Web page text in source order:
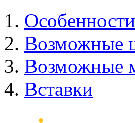
Особенности
Возможные
Возможные
Вставки